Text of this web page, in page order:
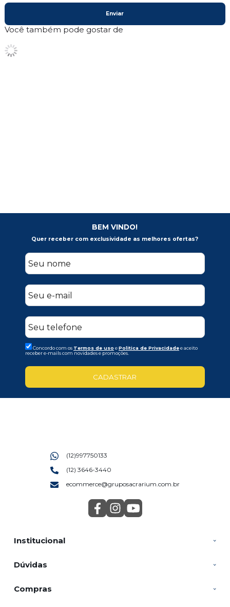
Enviar
Você também pode gostar de
BEM VINDO!
Quer receber com exclusividade as melhores ofertas?
Concordo com os Termos de uso ePolitica de Privacidadee aceito
receber e-mails com novidades e promoções.
CADASTRAR
Institucional
Dúvidas
Compras
(12)997750133
(12) 3646-3440
ecommerce@gruposacrarium.com.br